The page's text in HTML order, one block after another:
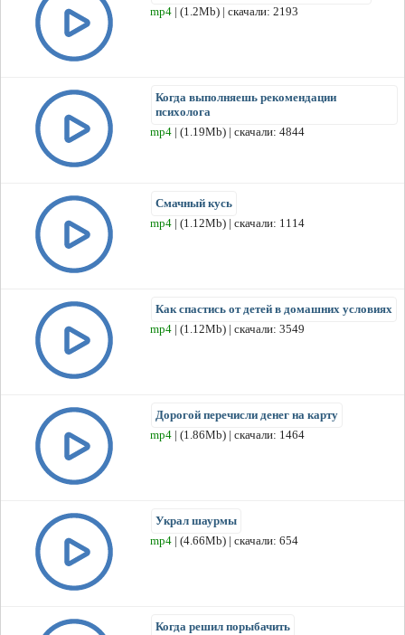
mp4 | (1.2Mb) | скачали: 2193
Когда выполняешь рекомендации
психолога
mp4 | (1.19Mb) | скачали: 4844
Смачный кусь
mp4 | (1.12Mb) | скачали: 1114
Как спастись от детей в домашних условиях
mp4 | (1.12Mb) | скачали: 3549
Дорогой перечисли денег на карту
mp4 | (1.86Mb) | скачали: 1464
Украл шаурмы
mp4 | (4.66Mb) | скачали: 654
Когда решил порыбачить